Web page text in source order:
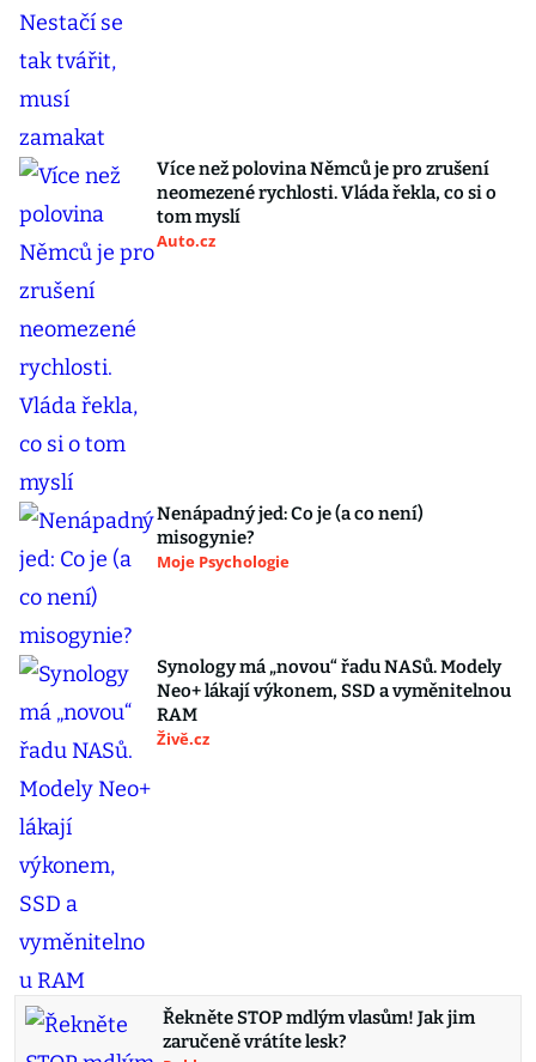
Více než polovina Němců je pro zrušení
neomezené rychlosti. Vláda řekla, co si o
tom myslí
Auto.cz
Nenápadný jed: Co je (a co není)
misogynie?
Moje Psychologie
Synology má „novou“ řadu NASů. Modely
Neo+ lákají výkonem, SSD a vyměnitelnou
RAM
Živě.cz
Řekněte STOP mdlým vlasům! Jak jim
zaručeně vrátíte lesk?